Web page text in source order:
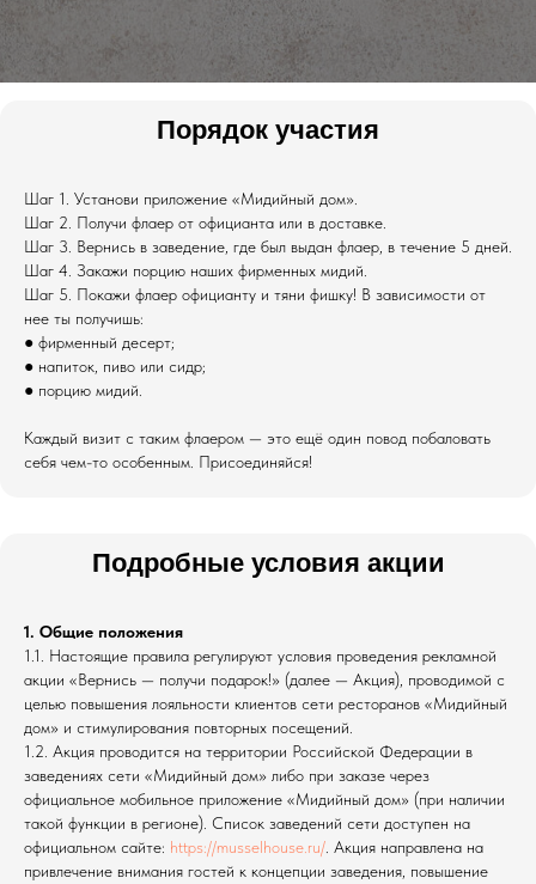
Порядок участия
Шаг 1. Установи приложение «Мидийный дом».
Шаг 2. Получи флаер от официанта или в доставке.
Шаг 3. Вернись в заведение, где был выдан флаер, в течение 5 дней.
Шаг 4. Закажи порцию наших фирменных мидий.
Шаг 5. Покажи флаер официанту и тяни фишку! В зависимости от
нее ты получишь:
● фирменный десерт;
● напиток, пиво или сидр;
● порцию мидий.
Каждый визит с таким флаером — это ещё один повод побаловать
себя чем-то особенным. Присоединяйся!
Подробные условия акции
1. Общие положения
1.1. Настоящие правила регулируют условия проведения рекламной
акции «Вернись — получи подарок!» (далее — Акция), проводимой с
целью повышения лояльности клиентов сети ресторанов «Мидийный
дом» и стимулирования повторных посещений.
1.2. Акция проводится на территории Российской Федерации в
заведениях сети «Мидийный дом» либо при заказе через
официальное мобильное приложение «Мидийный дом» (при наличии
такой функции в регионе). Список заведений сети доступен на
официальном сайте: https://musselhouse.ru/ . Акция направлена на
привлечение внимания гостей к концепции заведения, повышение